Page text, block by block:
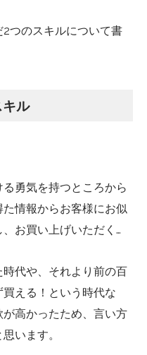
つのスキルについて書
ル
勇気を持つところから
情報からお客様にお似
お買い上げいただく…
代や、それより前の百
える！という時代な
高かったため、言い方
います。